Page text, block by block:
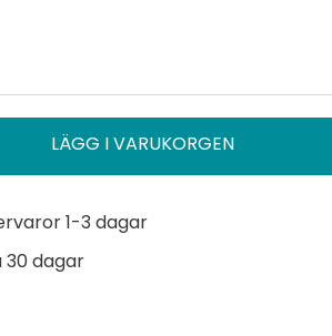
1-3 dagar
dagar